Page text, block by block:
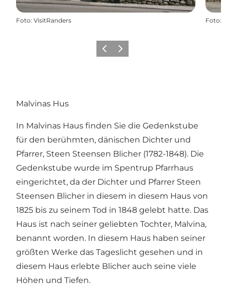
Foto: VisitRanders Foto:
ZurückWeiter
Malvinas Hus
In Malvinas Haus finden Sie die Gedenkstube
für den berühmten, dänischen Dichter und
Pfarrer, Steen Steensen Blicher (1782-1848). Die
Gedenkstube wurde im Spentrup Pfarrhaus
eingerichtet, da der Dichter und Pfarrer Steen
Steensen Blicher in diesem in diesem Haus von
1825 bis zu seinem Tod in 1848 gelebt hatte. Das
Haus ist nach seiner geliebten Tochter, Malvina,
benannt worden. In diesem Haus haben seiner
größten Werke das Tageslicht gesehen und in
diesem Haus erlebte Blicher auch seine viele
Höhen und Tiefen.